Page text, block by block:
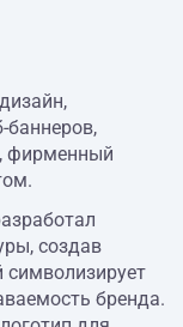
баннеров,
фирменный
создав
символизирует
бренда.